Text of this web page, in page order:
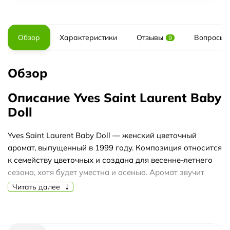
Обзор Характеристики Отзывы 9 Вопросы
Обзор
Описание Yves Saint Laurent Baby
Doll
Yves Saint Laurent Baby Doll — женский цветочный
аромат, выпущенный в 1999 году. Композиция относится
к семейству цветочных и создана для весенне-летнего
сезона, хотя будет уместна и осенью. Аромат звучит
легко и свежо, с заметным фруктово-цитрусовым
Читать далее